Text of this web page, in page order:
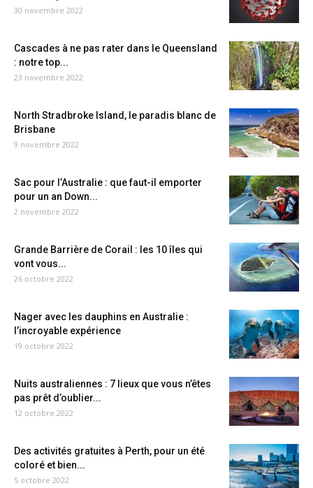
30 novembre 2022
Cascades à ne pas rater dans le Queensland
: notre top...
23 novembre 2022
North Stradbroke Island, le paradis blanc de
Brisbane
9 novembre 2022
Sac pour l’Australie : que faut-il emporter
pour un an Down...
2 novembre 2022
Grande Barrière de Corail : les 10 îles qui
vont vous...
26 octobre 2022
Nager avec les dauphins en Australie :
l’incroyable expérience
19 octobre 2022
Nuits australiennes : 7 lieux que vous n’êtes
pas prêt d’oublier...
12 octobre 2022
Des activités gratuites à Perth, pour un été
coloré et bien...
5 octobre 2022